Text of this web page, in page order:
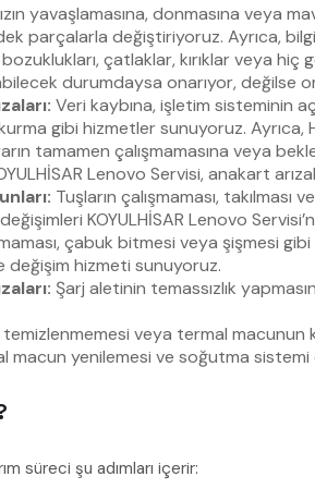
yavaşlamasına, donmasına veya
parçalarla değiştiriyoruz. Ayrıca,
çatlaklar, kırıklar veya hiç
durumdaysa onarıyor, değilse
Veri kaybına, işletim sisteminin
gibi hizmetler sunuyoruz. Ayrıca,
tamamen çalışmamasına veya
Lenovo Servisi, anakart
Tuşların çalışmaması,
KOYULHİSAR Lenovo
çabuk bitmesi veya şişmesi gibi
hizmeti sunuyoruz.
Şarj aletinin temassızlık
temizlenmemesi veya termal macunun
macun yenilemesi ve soğutma
süreci şu adımları içerir: